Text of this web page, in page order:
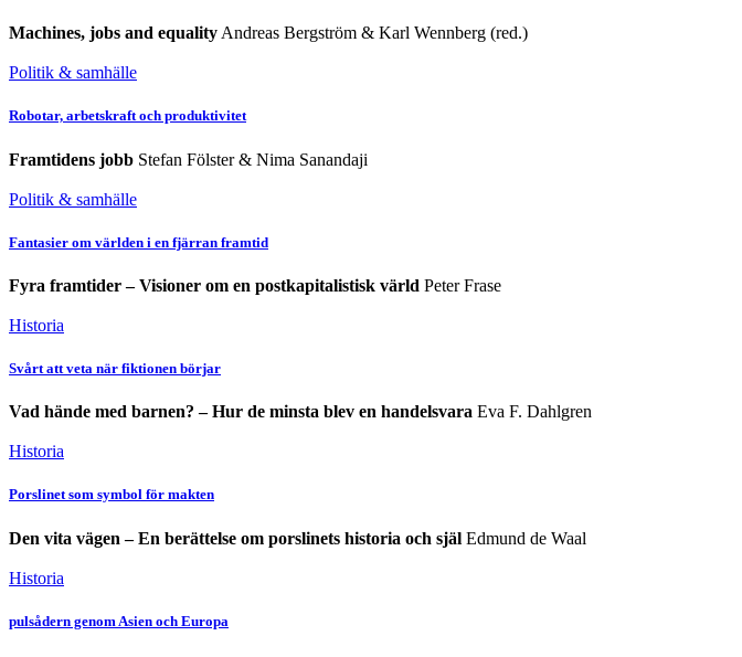
Machines, jobs and equality Andreas Bergström & Karl Wennberg (red.)
Politik & samhälle
Robotar, arbetskraft och produktivitet
Framtidens jobb Stefan Fölster & Nima Sanandaji
Politik & samhälle
Fantasier om världen i en fjärran framtid
Fyra framtider – Visioner om en postkapitalistisk värld Peter Frase
Historia
Svårt att veta när fiktionen börjar
Vad hände med barnen? – Hur de minsta blev en handelsvara Eva F. Dahlgren
Historia
Porslinet som symbol för makten
Den vita vägen – En berättelse om porslinets historia och själ Edmund de Waal
Historia
pulsådern genom Asien och Europa